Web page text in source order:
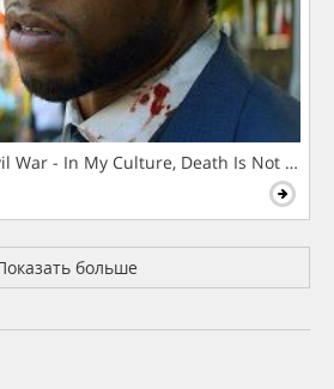
War - In My Culture, Death Is Not The
больше